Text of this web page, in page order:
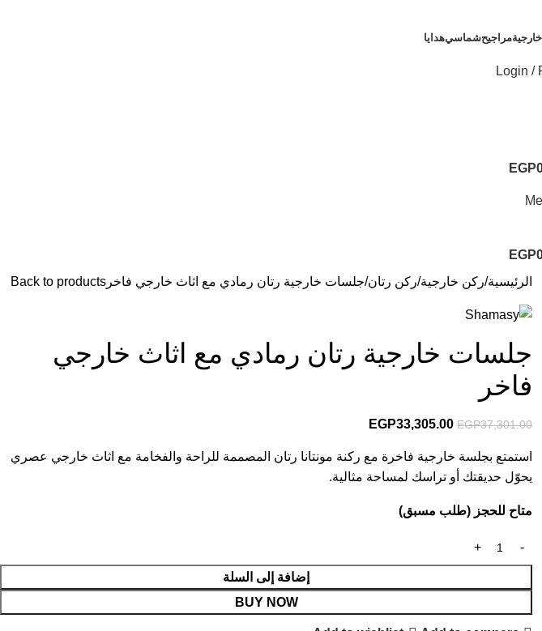
مراجيحشماسيهدايا
Login /
EGP
EGP
الرئيسية ركن خارجية ركن رتان جلسات خارجية رتان رمادي مع اثاث خارجي فاخر Back to products
جلسات خارجية رتان رمادي مع اثاث خارجي
فاخر
EGP37,301.00
EGP33,305.00
استمتع بجلسة خارجية فاخرة مع ركنة مونتانا رتان المصممة للراحة والفخامة مع اثاث خارجي عصري
يحوّل حديقتك أو تراسك لمساحة مثالية.
متاح للحجز (طلب مسبق)
إضافة إلى السلة
BUY NOW